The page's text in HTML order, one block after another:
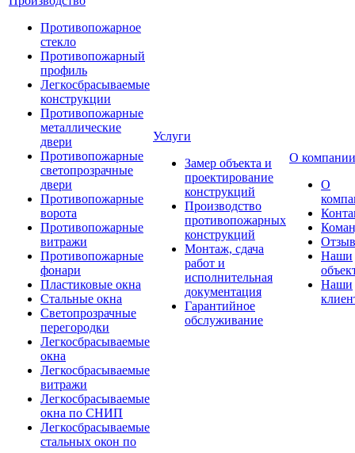
Противопожарное
стекло
Противопожарный
профиль
Легкосбрасываемые
конструкции
Противопожарные
металлические
двери
Противопожарные
светопрозрачные
двери
Противопожарные
ворота
Противопожарные
витражи
Противопожарные
фонари
Пластиковые окна
Стальные окна
Светопрозрачные
перегородки
Легкосбрасываемые
окна
Легкосбрасываемые
витражи
Легкосбрасываемые
окна по СНИП
Легкосбрасываемые
стальных окон по
Услуги
Замер объекта и
проектирование
конструкций
Производство
противопожарных
конструкций
Монтаж, сдача
работ и
исполнительная
документация
Гарантийное
обслуживание
О компании
О
Наши
Наши